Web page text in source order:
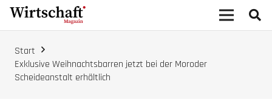
Start
Exklusive Weihnachtsbarren jetzt bei der Moroder
Scheideanstalt erhältlich